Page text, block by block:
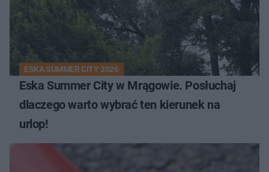
ESKA SUMMER CITY 2026
Eska Summer City w Mrągowie. Posłuchaj
dlaczego warto wybrać ten kierunek na
urlop!